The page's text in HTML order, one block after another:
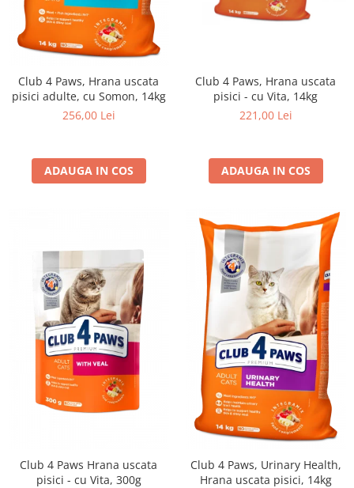
Club 4 Paws, Hrana uscata
pisici adulte, cu Somon, 14kg
256,00 Lei
ADAUGA IN COS
Club 4 Paws, Hrana uscata
pisici - cu Vita, 14kg
221,00 Lei
ADAUGA IN COS
Club 4 Paws Hrana uscata
pisici - cu Vita, 300g
Club 4 Paws, Urinary Health,
Hrana uscata pisici, 14kg